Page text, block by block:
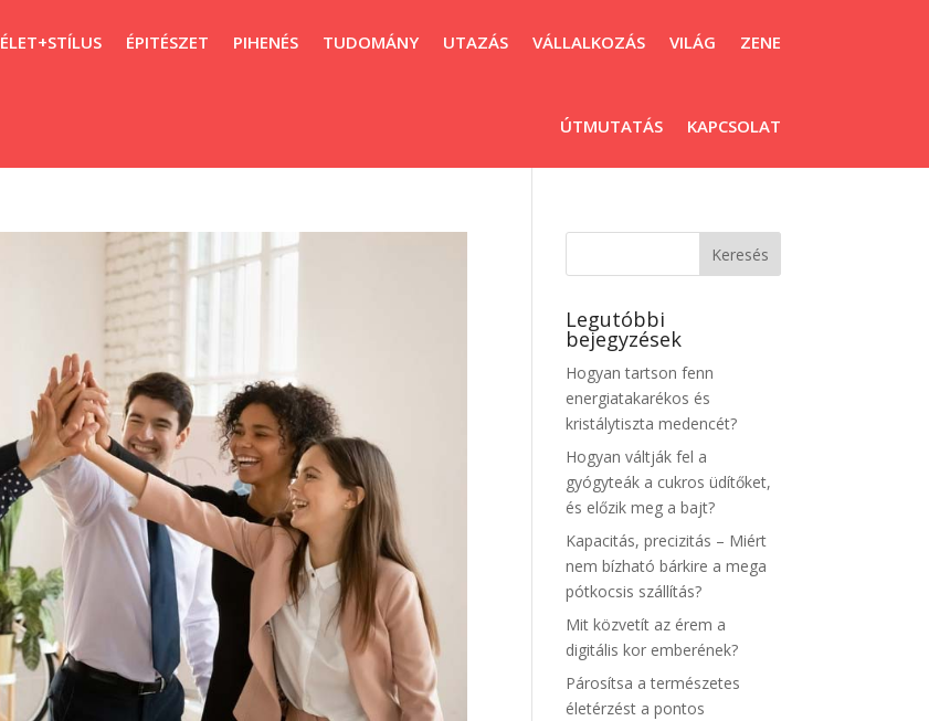
ÉLET+STÍLUS ÉPITÉSZET PIHENÉS TUDOMÁNY UTAZÁS VÁLLALKOZÁS VILÁG ZENE
ÚTMUTATÁS KAPCSOLAT
Legutóbbi
bejegyzések
Hogyan tartson fenn
energiatakarékos és
kristálytiszta medencét?
Hogyan váltják fel a
gyógyteák a cukros üdítőket,
és előzik meg a bajt?
Kapacitás, precizitás – Miért
nem bízható bárkire a mega
pótkocsis szállítás?
Mit közvetít az érem a
digitális kor emberének?
Párosítsa a természetes
életérzést a pontos